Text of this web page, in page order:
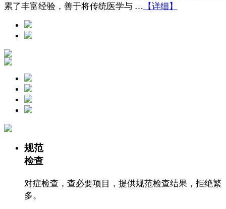
累了丰富经验，善于将传统医学与 …
【详细】
规范
检查
对症检查，查必要项目，提供规范检查结果，拒绝繁
多。